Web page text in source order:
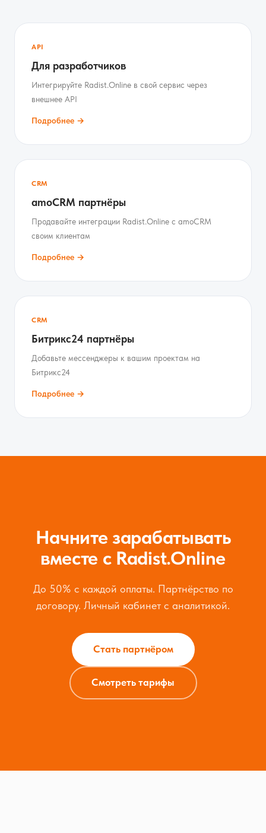
API
Для разработчиков
Интегрируйте Radist.Online в свой сервис через
внешнее API
Подробнее →
CRM
amoCRM партнёры
Продавайте интеграции Radist.Online с amoCRM
своим клиентам
Подробнее →
CRM
Битрикс24 партнёры
Добавьте мессенджеры к вашим проектам на
Битрикс24
Подробнее →
Начните зарабатывать
вместе с Radist.Online
До 50% с каждой оплаты. Партнёрство по
договору. Личный кабинет с аналитикой.
Стать партнёром
Смотреть тарифы